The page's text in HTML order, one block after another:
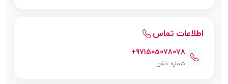
اطلاعات تماس
+971505078078
شماره تلفن